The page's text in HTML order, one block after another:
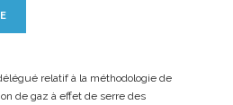
relatif à la méthodologie de
de gaz à effet de serre des